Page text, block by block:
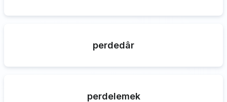
perdedâr
perdelemek